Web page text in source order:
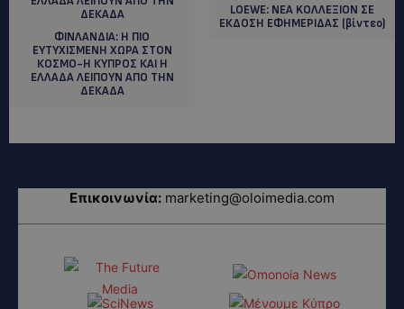
ΦΙΝΛΑΝΔΙΑ: H ΠΙΟ
ΕΥΤΥΧΙΣΜΕΝΗ ΧΩΡΑ ΣΤΟΝ
ΚΟΣΜΟ-Η ΚΥΠΡΟΣ ΚΑΙ Η
ΕΛΛΑΔΑ ΛΕΙΠΟΥΝ ΑΠΟ ΤΗΝ
ΔΕΚΑΔΑ
LΟΕWE: NEA KOΛΛΕΞΙΟΝ ΣΕ
ΕΚΔΟΣΗ ΕΦΗΜΕΡΙΔΑΣ (βίντεο)
Επικοινωνία: marketing@oloimedia.com